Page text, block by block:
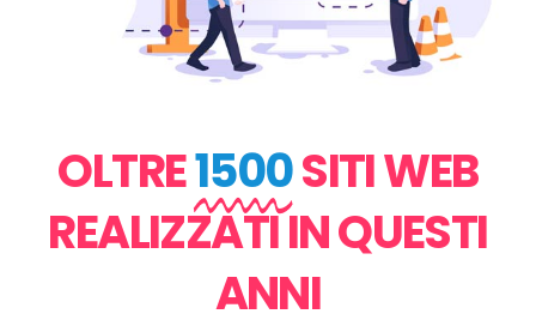
OLTRE1500SITI WEB
REALIZZATI IN QUESTI
ANNI